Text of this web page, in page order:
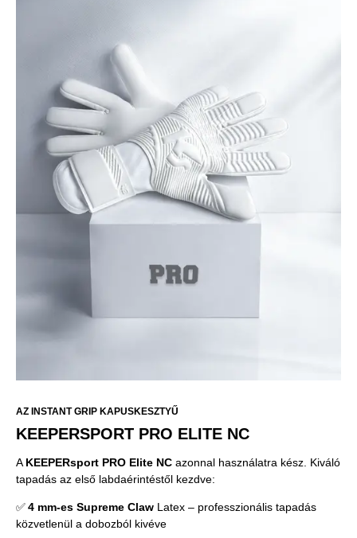
AZ INSTANT GRIP KAPUSKESZTYŰ
KEEPERSPORT PRO ELITE NC
A KEEPERsport PRO Elite NC azonnal használatra kész. Kiváló
tapadás az első labdaérintéstől kezdve:
✅4 mm-es Supreme Claw Latex – professzionális tapadás
közvetlenül a dobozból kivéve